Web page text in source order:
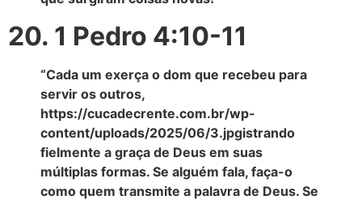
20. 1 Pedro 4:10-11
“Cada um exerça o dom que recebeu para
servir os outros,
https://cucadecrente.com.br/wp-
content/uploads/2025/06/3.jpgistrando
fielmente a graça de Deus em suas
múltiplas formas. Se alguém fala, faça-o
como quem transmite a palavra de Deus. Se